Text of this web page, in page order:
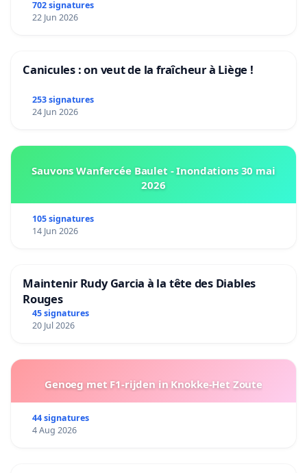
climat et de l’environnement.
702 signatures
22 Jun 2026
Canicules : on veut de la fraîcheur à Liège !
253 signatures
24 Jun 2026
Sauvons Wanfercée Baulet - Inondations 30 mai
2026
105 signatures
14 Jun 2026
Maintenir Rudy Garcia à la tête des Diables
Rouges
45 signatures
20 Jul 2026
Genoeg met F1-rijden in Knokke-Het Zoute
44 signatures
4 Aug 2026